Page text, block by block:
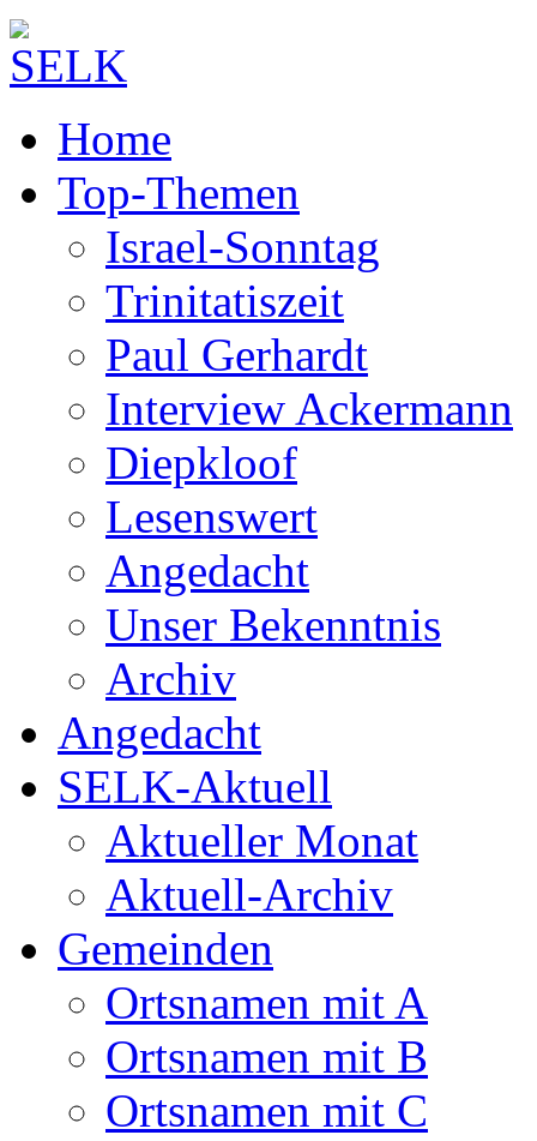
Home
Top-Themen
Israel-Sonntag
Trinitatiszeit
Paul Gerhardt
Interview Ackermann
Diepkloof
Lesenswert
Angedacht
Unser Bekenntnis
Archiv
Angedacht
SELK-Aktuell
Aktueller Monat
Aktuell-Archiv
Gemeinden
Ortsnamen mit A
Ortsnamen mit B
Ortsnamen mit C